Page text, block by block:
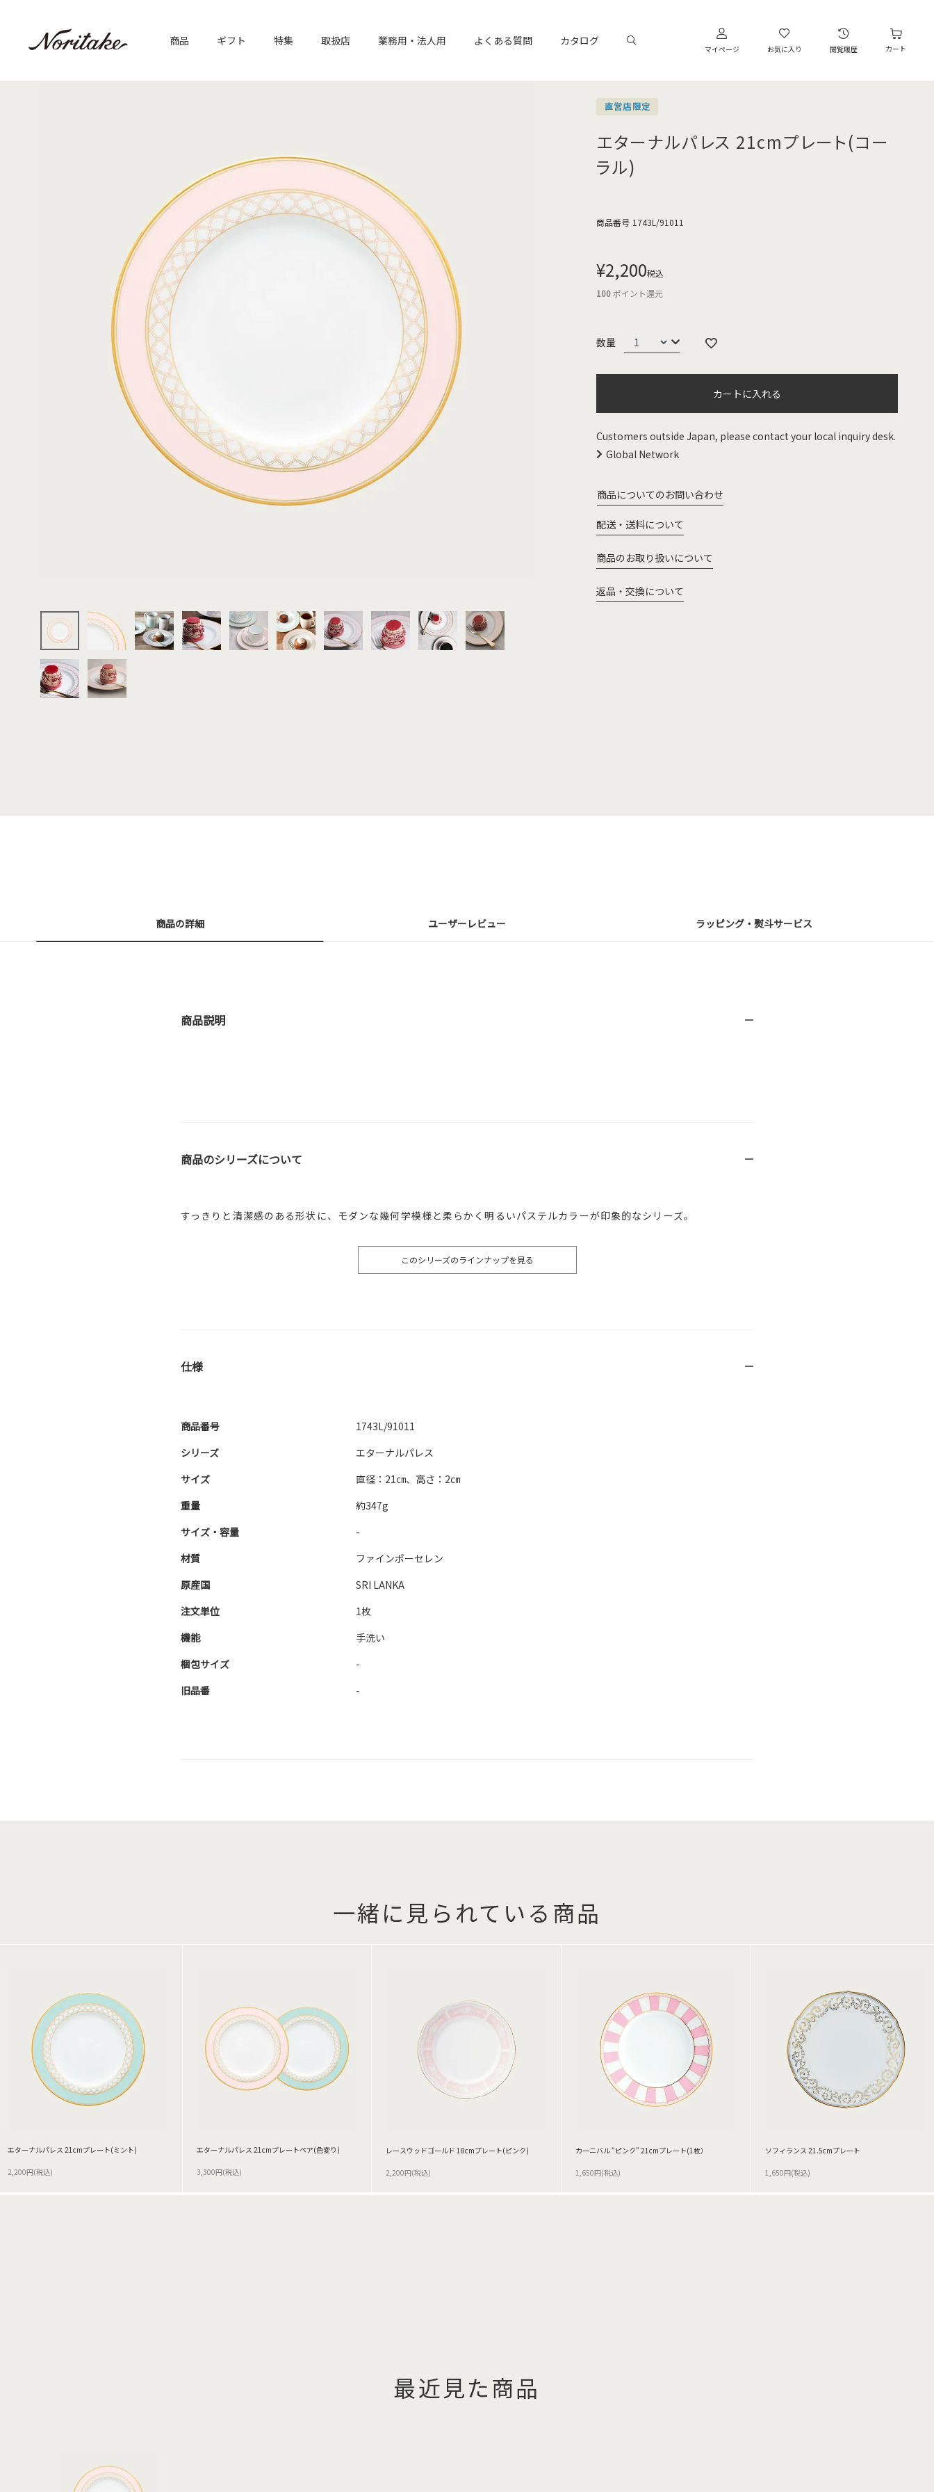
商品 ギフト 特集 取扱店 業務用・法人用 よくある質問 カタログ
マイページ お気に入り 閲覧履歴 カート
直営店限定
エターナルパレス 21cmプレート(コー
ラル)
商品番号 1743L/91011
¥2,200税込
100ポイント還元
カートに入れる
Customers outside Japan, please contact your local inquiry desk.
Global Network
商品についてのお問い合わせ
配送・送料について
商品のお取り扱いについて
返品・交換について
商品の詳細 ユーザーレビュー ラッピング・熨斗サービス
商品説明
商品のシリーズについて
すっきりと清潔感のある形状に、モダンな幾何学模様と柔らかく明るいパステルカラーが印象的なシリーズ。
このシリーズのラインナップを見る
仕様
商品番号
1743L/91011
シリーズ
エターナルパレス
サイズ
直径：21㎝、高さ：2㎝
重量
約347g
サイズ・容量
-
材質
ファインポーセレン
原産国
SRI LANKA
注文単位
1枚
機能
手洗い
梱包サイズ
-
旧品番
-
一緒に見られている商品
エターナルパレス 21cmプレート(ミント)
2,200円(税込)
エターナルパレス 21cmプレートペア(色変り)
3,300円(税込)
レースウッドゴールド 18cmプレート(ピンク)
2,200円(税込)
カーニバル “ピンク” 21cmプレート(1枚）
1,650円(税込)
ソフィランス 21.5cmプレート
1,650円(税込)
最近見た商品